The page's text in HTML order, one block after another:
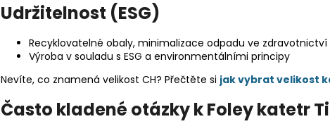
Udržitelnost (ESG)
Recyklovatelné obaly, minimalizace odpadu ve zdravotnictví
Výroba v souladu s ESG a environmentálními principy
Nevíte, co znamená velikost CH? Přečtěte si jak vybrat velikost
Často kladené otázky k Foley katetr